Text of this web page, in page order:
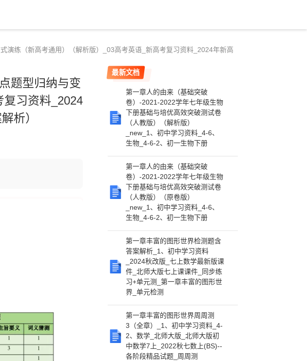
演练（新高考通用）（解析版）_03高考英语_新高考复习资料_2024年新高
题型归纳与变
习资料_2024
析）
最新文档
第一章人的由来（基础突破
卷）-2021-2022学年七年级生物
下册基础与培优高效突破测试卷
（人教版）（解析版）
_new_1、初中学习资料_4-6、
生物_4-6-2、初一生物下册
第一章人的由来（基础突破
卷）-2021-2022学年七年级生物
下册基础与培优高效突破测试卷
（人教版）（原卷版）
_new_1、初中学习资料_4-6、
生物_4-6-2、初一生物下册
第一章丰富的图形世界检测题含
答案解析_1、初中学习资料
_2024秋改版_七上数学最新版课
件_北师大版七上课课件_同步练
习+单元测_第一章丰富的图形世
界_单元检测
第一章丰富的图形世界周周测
3（全章）_1、初中学习资料_4-
2、数学_北师大版_北师大版初
中数学7上_2022秋七数上(BS)--
各阶段精品试题_周周测